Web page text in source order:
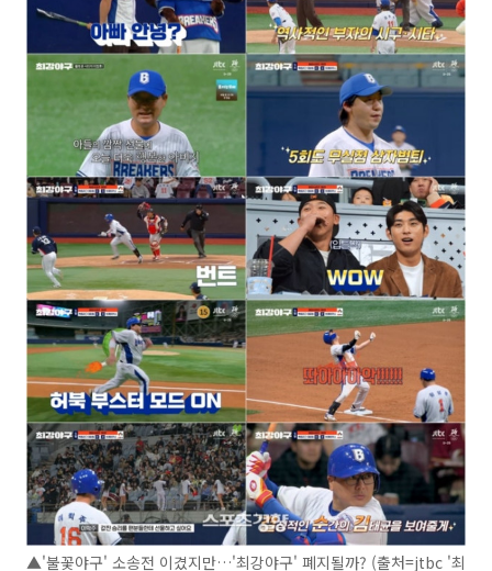
▲'불꽃야구' 소송전 이겼지만…'최강야구' 폐지될까? (출처=jtbc '최